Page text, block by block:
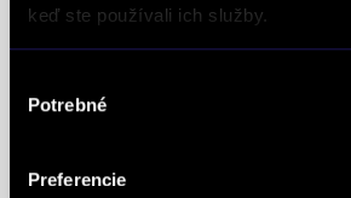
keď ste používali ich služby.
súhlasu
Potrebné
Preferencie
Tempomat
Upozornenie na
USB